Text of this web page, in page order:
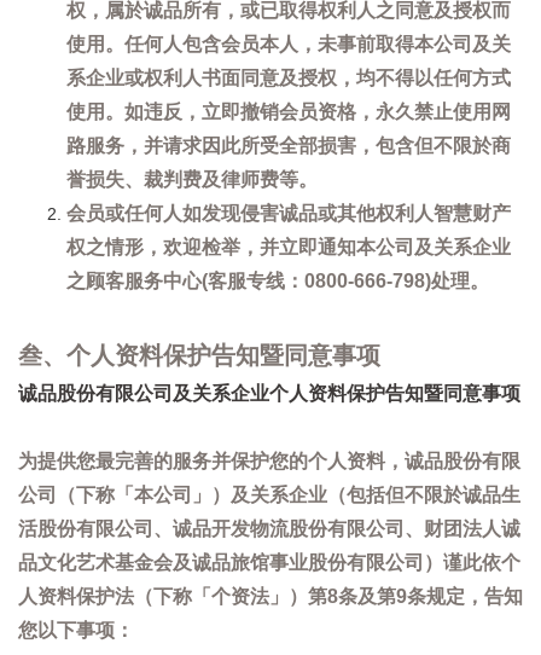
权，属於诚品所有，或已取得权利人之同意及授权而
使用。任何人包含会员本人，未事前取得本公司及关
系企业或权利人书面同意及授权，均不得以任何方式
使用。如违反，立即撤销会员资格，永久禁止使用网
路服务，并请求因此所受全部损害，包含但不限於商
誉损失、裁判费及律师费等。
会员或任何人如发现侵害诚品或其他权利人智慧财产
权之情形，欢迎检举，并立即通知本公司及关系企业
之顾客服务中心(客服专线：0800-666-798)处理。
叁、个人资料保护告知暨同意事项
诚品股份有限公司及关系企业个人资料保护告知暨同意事项
为提供您最完善的服务并保护您的个人资料，诚品股份有限
公司（下称「本公司」）及关系企业（包括但不限於诚品生
活股份有限公司、诚品开发物流股份有限公司、财团法人诚
品文化艺术基金会及诚品旅馆事业股份有限公司）谨此依个
人资料保护法（下称「个资法」）第8条及第9条规定，告知
您以下事项：